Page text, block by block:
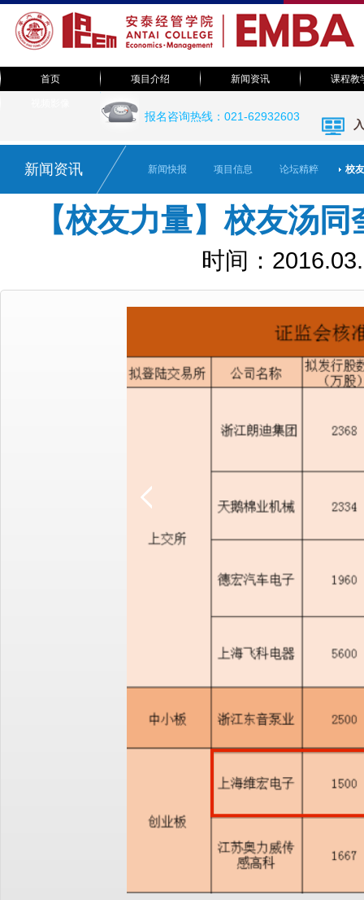
首页 项目介绍
院长致辞
联系我们
新闻资讯 课程教
班级之声
视觉系统
报名咨询热线：021-62932603
新闻资讯 新闻快报 项目信息 论坛精粹 校
【校友力量】校友汤
时间：